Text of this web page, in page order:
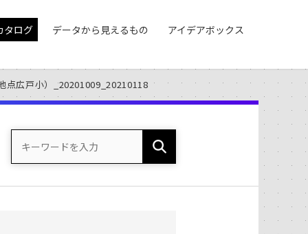
タログ データから見えるもの アイデアボックス
点広戸小）_20201009_20210118